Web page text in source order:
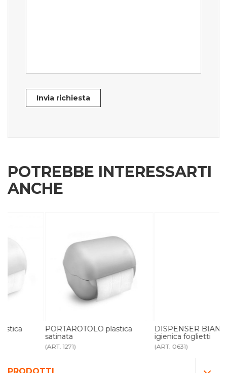
PRODOTTI
Invia richiesta
POTREBBE INTERESSARTI
ANCHE
PORTAROTOLO plastica
DISPENSER BIANCO carta
igienica foglietti